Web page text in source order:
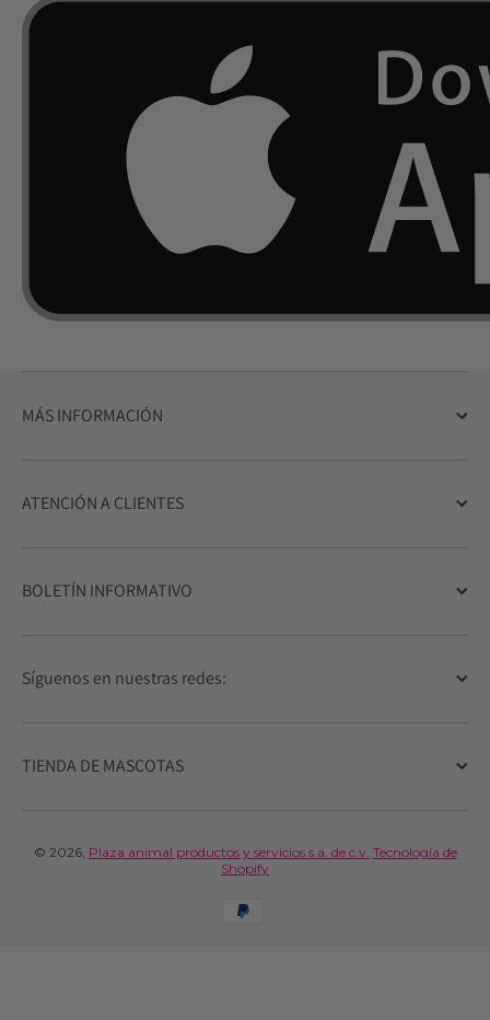
MÁS INFORMACIÓN
ATENCIÓN A CLIENTES
BOLETÍN INFORMATIVO
Síguenos en nuestras redes:
TIENDA DE MASCOTAS
© 2026, Plaza animal productos y servicios s.a. de c.v. Tecnología de
Shopify